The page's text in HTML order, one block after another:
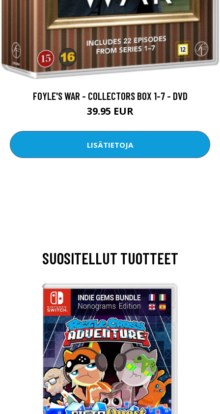
FOYLE'S WAR - COLLECTORS BOX 1-7 - DVD
39.95 EUR
LISÄTIETOJA
SUOSITELLUT TUOTTEET